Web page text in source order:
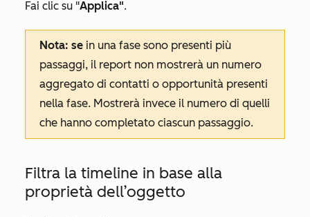
Fai clic su "Applica".
Nota: se in una fase sono presenti più
passaggi, il report non mostrerà un numero
aggregato di contatti o opportunità presenti
nella fase. Mostrerà invece il numero di quelli
che hanno completato ciascun passaggio.
Filtra la timeline in base alla
proprietà dell’oggetto